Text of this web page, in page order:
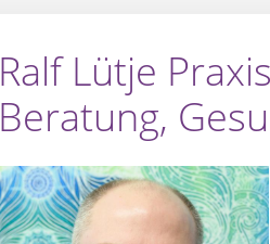
Ralf Lütje
Beratung,